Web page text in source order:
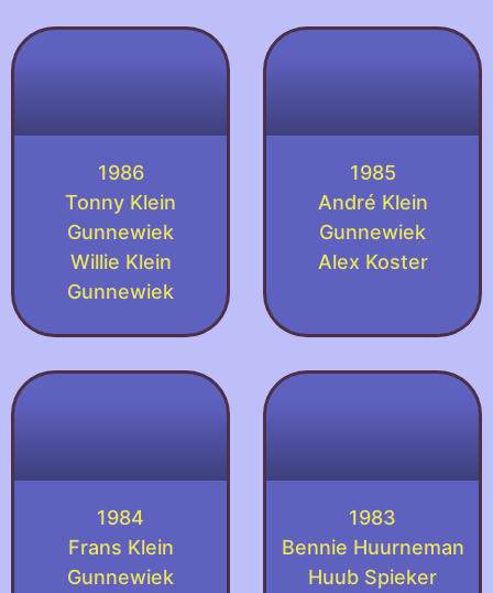
1986
Tonny Klein
Gunnewiek
Willie Klein
Gunnewiek
1985
André Klein
Gunnewiek
Alex Koster
1984
Frans Klein
Gunnewiek
1983
Bennie Huurneman
Huub Spieker